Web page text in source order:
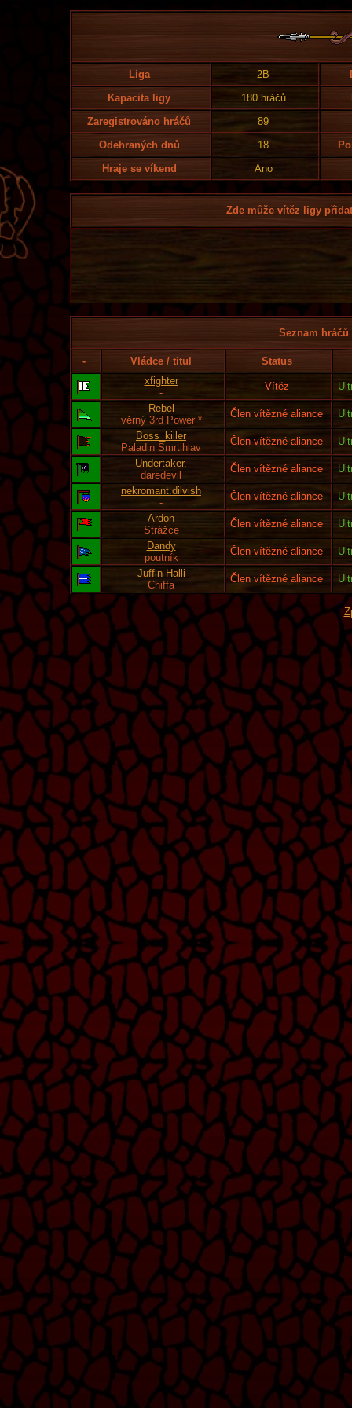
Liga 2B
Kapacita ligy
180 hráčů
Zaregistrováno hráčů
89
Odehraných dnů
18
Hraje se víkend
Ano
Zde může vítěz ligy
Seznam
- Vládce / titul
Status
xfighter
-
Vítěz
Rebel
věrný 3rd Power *
Člen vítězné aliance
Boss_killer
Paladin Smrtihlav
Člen vítězné aliance
Undertaker.
daredevil
Člen vítězné aliance
nekromant.dilvish
-
Člen vítězné aliance
Ardon
Strážce
Člen vítězné aliance
Dandy
poutník
Člen vítězné aliance
Juffin Halli
Chiffa
Člen vítězné aliance